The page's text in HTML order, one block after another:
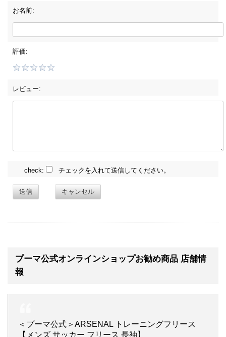
お名前:
評価:
レビュー:
check: チェックを入れて送信してください。
送信 キャンセル
プーマ公式オンラインショップお勧め商品 店舗情
報
＜プーマ公式＞ARSENAL トレーニングフリース
【メンズ サッカー フリース 長袖】